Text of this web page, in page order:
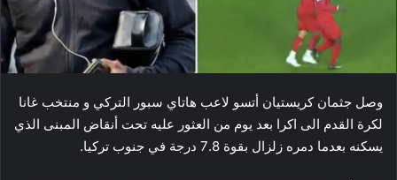
وصل جثمان ​كريستيان أتسو​ لاعب ​هاتاي سبور​ التركي و ​منتخب غانا​
لكرة القدم الى اكرا بعد يوم من العثور عليه تحت أنقاض المبنى الذي
يسكنه بعدما دمره زلزال بقوة 7.8 درجة في جنوب تركيا.